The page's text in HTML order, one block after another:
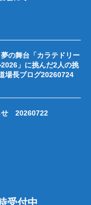
夢の舞台「カラテドリー
」に挑んだ2人の挑
長ブログ20260724
せ 20260722
受付中